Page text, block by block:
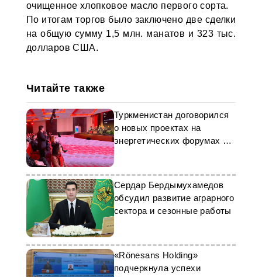
очищенное хлопковое масло первого сорта.
По итогам торгов было заключено две сделки
на общую сумму 1,5 млн. манатов и 323 тыс.
долларов США.
Читайте также
Туркменистан договорился
о новых проектах на
энергетических форумах в
Лондоне
Сердар Бердымухамедов
обсудил развитие аграрного
сектора и сезонные работы
«Rönesans Holding»
подчеркнула успехи